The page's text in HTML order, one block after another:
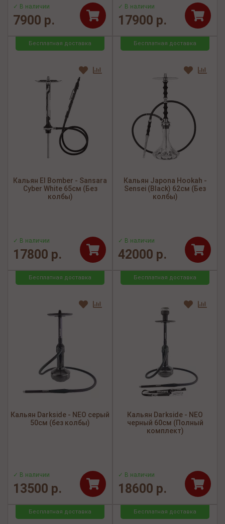
✓ В наличии
7900 р.
✓ В наличии
17900 р.
Бесплатная доставка
Кальян El Bomber - Sansara
Cyber White 65см (Без
колбы)
✓ В наличии
17800 р.
Бесплатная доставка
Кальян Japona Hookah -
Sensei (Black) 62см (Без
колбы)
✓ В наличии
42000 р.
Бесплатная доставка
Кальян Darkside - NEO серый
50см (без колбы)
✓ В наличии
13500 р.
Бесплатная доставка
Кальян Darkside - NEO
черный 60см (Полный
комплект)
✓ В наличии
18600 р.
Бесплатная доставка Бесплатная доставка